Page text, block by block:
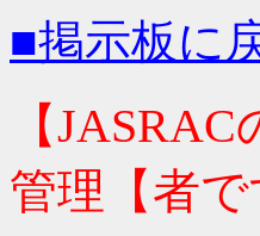
■掲示板に
【
管理【者で